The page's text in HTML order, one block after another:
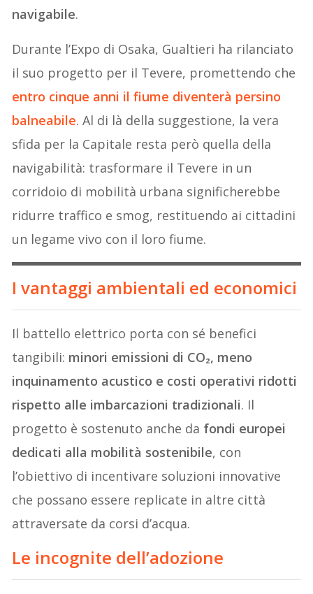
navigabile.
Durante l’Expo di Osaka, Gualtieri ha rilanciato
il suo progetto per il Tevere, promettendo che
entro cinque anni il fiume diventerà persino
balneabile. Al di là della suggestione, la vera
sfida per la Capitale resta però quella della
navigabilità: trasformare il Tevere in un
corridoio di mobilità urbana significherebbe
ridurre traffico e smog, restituendo ai cittadini
un legame vivo con il loro fiume.
I vantaggi ambientali ed economici
Il battello elettrico porta con sé benefici
tangibili: minori emissioni di CO₂, meno
inquinamento acustico e costi operativi ridotti
rispetto alle imbarcazioni tradizionali. Il
progetto è sostenuto anche da fondi europei
dedicati alla mobilità sostenibile, con
l’obiettivo di incentivare soluzioni innovative
che possano essere replicate in altre città
attraversate da corsi d’acqua.
Le incognite dell’adozione